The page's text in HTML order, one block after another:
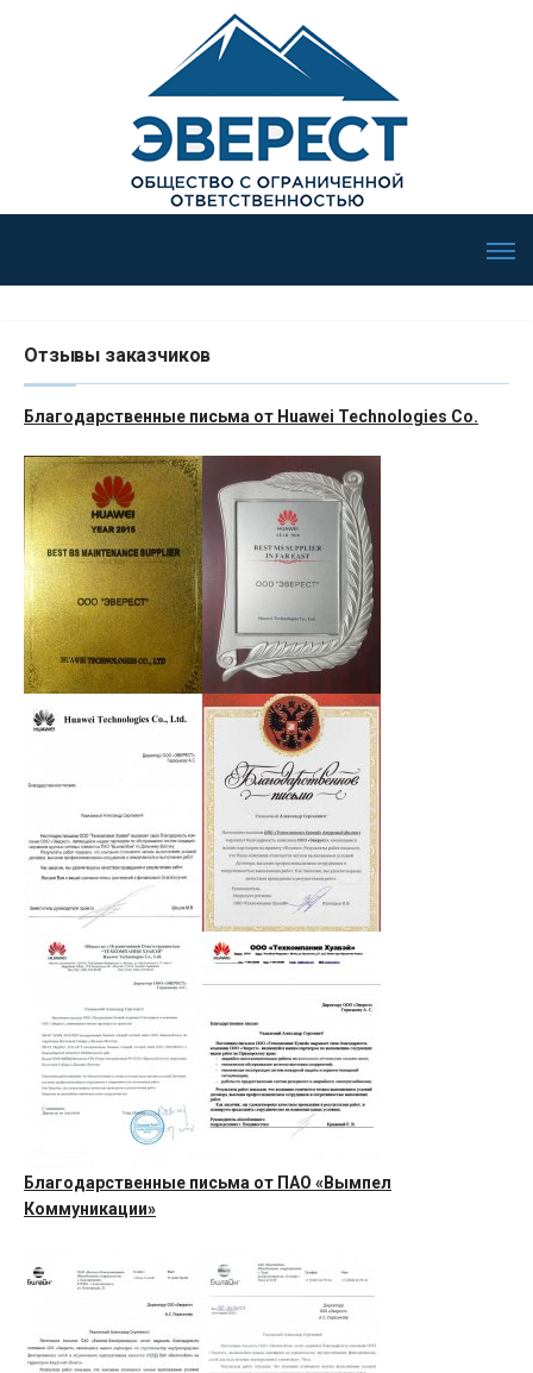
Отзывы заказчиков
Благодарственные письма от Huawei Technologies Co.
Благодарственные письма от ПАО «Вымпел
Коммуникации»